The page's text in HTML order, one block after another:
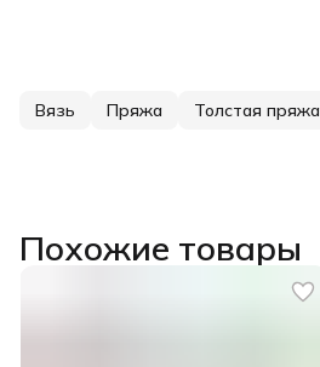
Вязь Пряжа Толстая
Похожие товары